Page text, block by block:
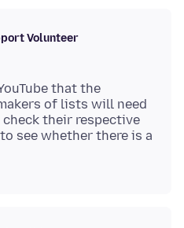
Volunteer
that the
of lists will need
their respective
see whether there is a